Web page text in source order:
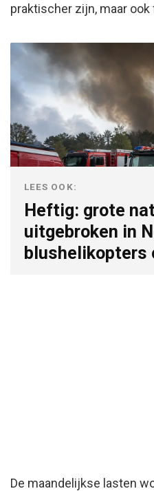
praktischer zijn, maar
LEES OOK:
Heftig: grote
uitgebroken in
blushelikopters
De maandelijkse lasten